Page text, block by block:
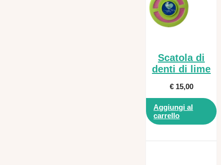
Scatola di
denti di lime
€15,00
Aggiungi al
carrello